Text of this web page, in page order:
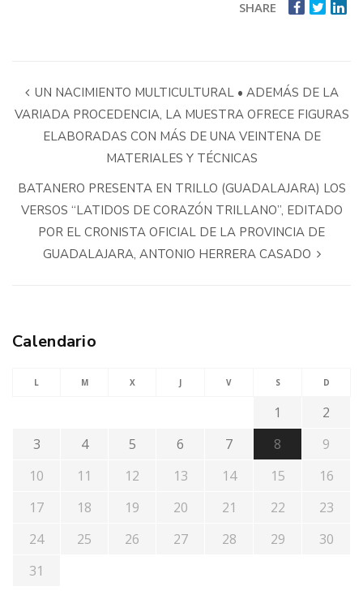
SHARE
UN NACIMIENTO MULTICULTURAL • ADEMÁS DE LA
VARIADA PROCEDENCIA, LA MUESTRA OFRECE FIGURAS
ELABORADAS CON MÁS DE UNA VEINTENA DE
MATERIALES Y TÉCNICAS
BATANERO PRESENTA EN TRILLO (GUADALAJARA) LOS
VERSOS “LATIDOS DE CORAZÓN TRILLANO”, EDITADO
POR EL CRONISTA OFICIAL DE LA PROVINCIA DE
GUADALAJARA, ANTONIO HERRERA CASADO
Calendario
L M X J V S D
1
2
3
4 5 6 7 8
9
10
11 12 13 14 15
16
17
18 19 20 21 22
23
24
25 26 27 28 29
30
31